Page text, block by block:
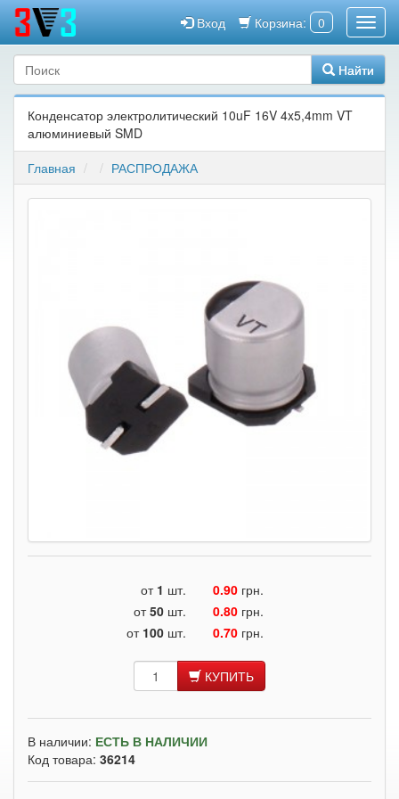
Корзина: 0
Вход
Найти
Конденсатор электролитический 10uF 16V 4x5,4mm VT
алюминиевый SMD
Главная
РАСПРОДАЖА
от 1 шт. 0.90 грн.
от50 шт. 0.80 грн.
от 100 шт. 0.70 грн.
КУПИТЬ
В наличии: ЕСТЬ В НАЛИЧИИ
Код товара: 36214